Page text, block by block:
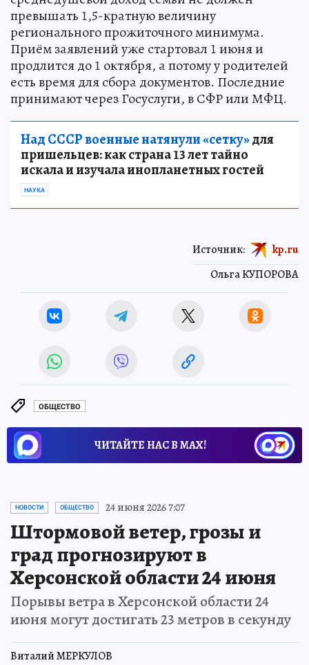
превышать 1,5-кратную величину
регионального прожиточного минимума.
Приём заявлений уже стартовал 1 июня и
продлится до 1 октября, а потому у родителей
есть время для сбора документов. Последние
принимают через Госуслуги, в СФР или МФЦ.
Над СССР военные натянули «сетку»для
пришельцев: как страна 13 лет тайно
искала и изучала инопланетных гостей
НАУКА
Ольга КУПОРОВА
Источник: kp.ru
ОБЩЕСТВО
ЧИТАЙТЕ НАС В МАХ!
НОВОСТИ ОБЩЕСТВО 24 июня 2026 7:07
Штормовой ветер, грозы и
град прогнозируют в
Херсонской области 24 июня
Порывы ветра в Херсонской области 24
июня могут достигать 23 метров в секунду
Виталий МЕРКУЛОВ